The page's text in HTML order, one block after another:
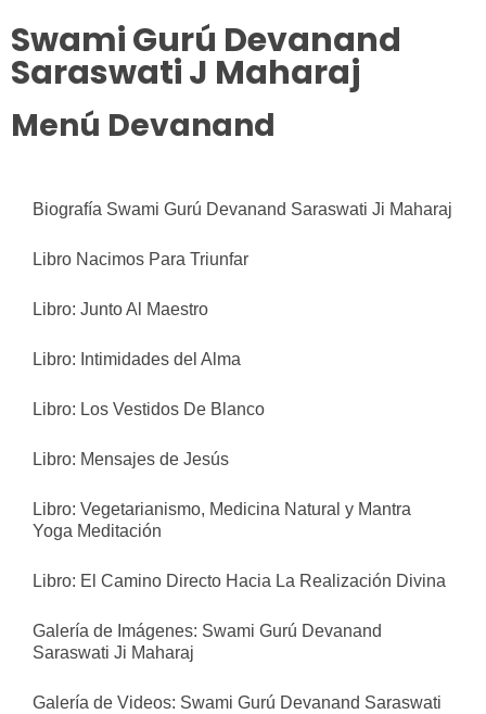
Swami Gurú Devanand
Saraswati J Maharaj
Menú Devanand
Biografía Swami Gurú Devanand Saraswati Ji Maharaj
Libro Nacimos Para Triunfar
Libro: Junto Al Maestro
Libro: Intimidades del Alma
Libro: Los Vestidos De Blanco
Libro: Mensajes de Jesús
Libro: Vegetarianismo, Medicina Natural y Mantra
Yoga Meditación
Libro: El Camino Directo Hacia La Realización Divina
Galería de Imágenes: Swami Gurú Devanand
Saraswati Ji Maharaj
Galería de Videos: Swami Gurú Devanand Saraswati